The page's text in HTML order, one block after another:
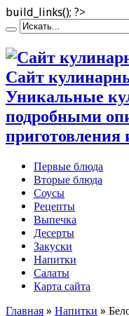
build_links(); ?>
Сайт
Уникальные
подробными
Первые блюда
Вторые блюда
Соусы
Рецепты
Выпечка
Десерты
Закуски
Напитки
Салаты
Карта сайта
Главная » Напитки »